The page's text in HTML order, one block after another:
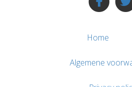
Home
Algemene